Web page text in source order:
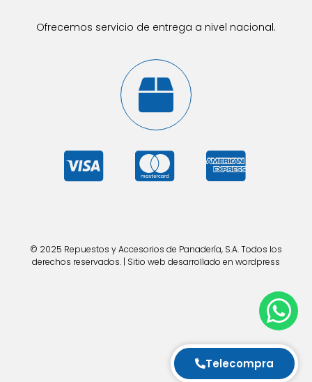
Ofrecemos servicio de entrega a nivel nacional.
© 2025 Repuestos y Accesorios de Panadería, S.A. Todos los
derechos reservados. | Sitio web desarrollado en wordpress
Telecompra